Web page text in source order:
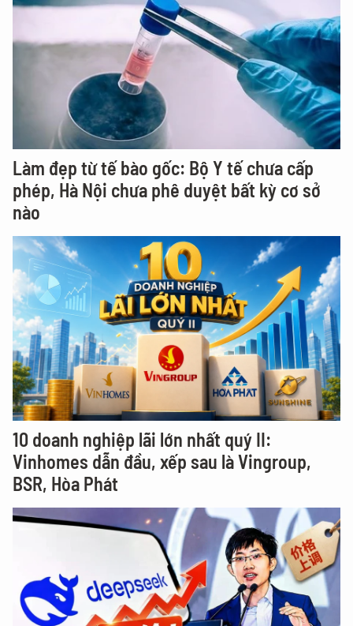
Làm đẹp từ tế bào gốc: Bộ Y tế chưa cấp
phép, Hà Nội chưa phê duyệt bất kỳ cơ sở
nào
10 doanh nghiệp lãi lớn nhất quý II:
Vinhomes dẫn đầu, xếp sau là Vingroup,
BSR, Hòa Phát